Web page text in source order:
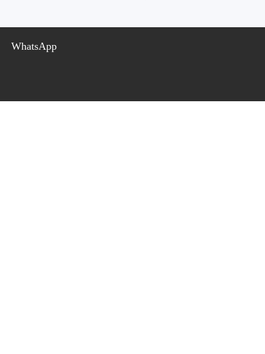
WhatsApp